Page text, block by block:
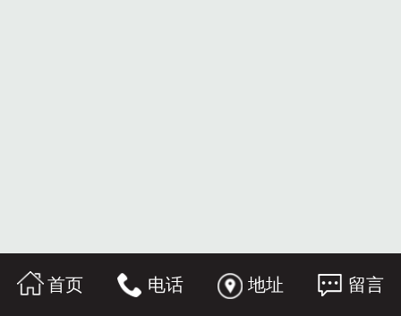
首页 电话 地址 留言